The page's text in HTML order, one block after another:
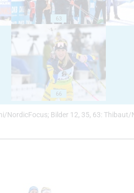
63
66
NordicFocus; Bilder 12, 35, 63: